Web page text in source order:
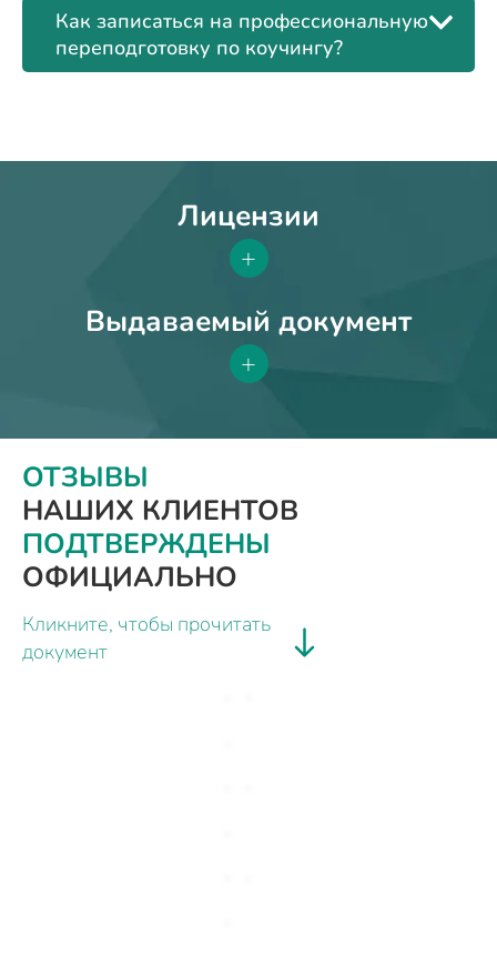
Как записаться на профессиональную
переподготовку по коучингу?
Лицензии
+
Выдаваемый документ
+
ОТЗЫВЫ
НАШИХ КЛИЕНТОВ
ПОДТВЕРЖДЕНЫ
ОФИЦИАЛЬНО
Кликните, чтобы прочитать
документ